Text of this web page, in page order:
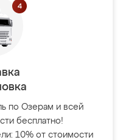
по Озерам и всей
бесплатно!
10% от стоимости